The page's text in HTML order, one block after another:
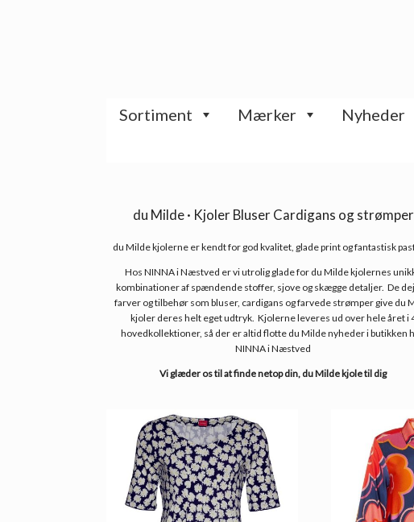
Sortiment Mærker Nyheder
du Milde · Kjoler Bluser Cardigans og strømper
du Milde kjolerne er kendt for god kvalitet, glade print og fantastisk
Hos NINNA i Næstved er vi utrolig glade for du Milde kjolernes
kombinationer af spændende stoffer, sjove og skægge detaljer. De
farver og tilbehør som bluser, cardigans og farvede strømper give du
kjoler deres helt eget udtryk. Kjolerne leveres ud over hele året i
hovedkollektioner, så der er altid flotte du Milde nyheder i butikken
NINNA i Næstved
Vi glæder os til at finde netop din, du Milde kjole til dig